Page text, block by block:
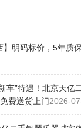
】明码标价，5年质
车”待遇！北京天亿
费送货上门2026-